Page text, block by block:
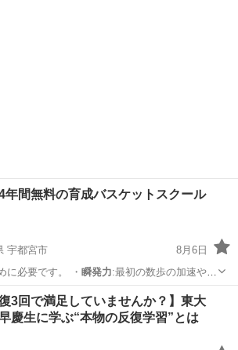
年間無料の育成バスケットスクール
宇都宮市
8月6日
に必要です。 ・ 瞬発力:最初の数歩の加速や、
その他 バスケット
復3回で満足していませんか？】東大
慶生に学ぶ“本物の反復学習”とは